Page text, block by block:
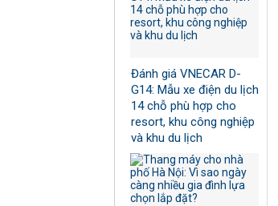
Đánh giá VNECAR D-
G14: Mẫu xe điện du lịch
14 chỗ phù hợp cho
resort, khu công nghiệp
và khu du lịch